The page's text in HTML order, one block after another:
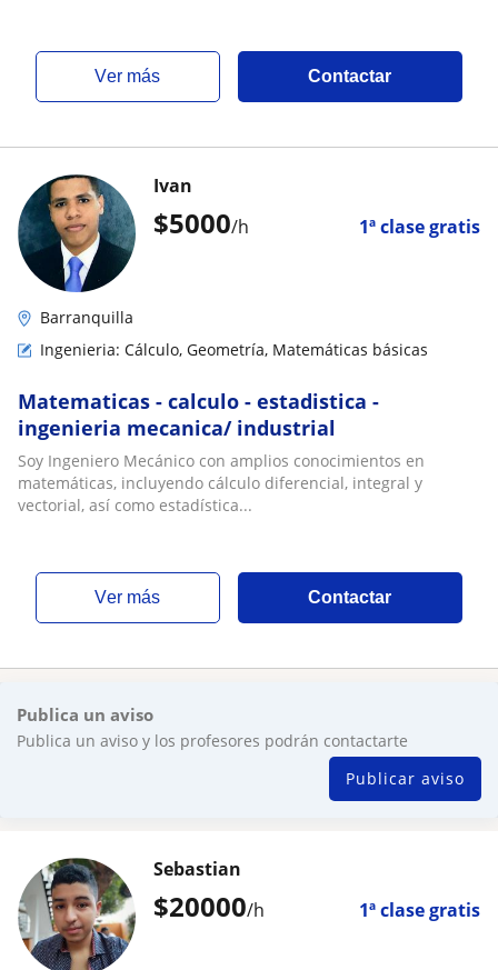
ver más Contactar
$5000/h 1ª clase gratis
Ivan
Barranquilla
Ingenieria: Cálculo, Geometría, Matemáticas básicas
Matematicas - calculo - estadistica -
ingenieria mecanica/ industrial
Soy Ingeniero Mecánico con amplios conocimientos en
matemáticas, incluyendo cálculo diferencial, integral y
vectorial, así como estadística...
ver más Contactar
Publica un aviso
Publica un aviso y los profesores podrán contactarte
Publicar aviso
$20000/h 1ª clase gratis
Sebastian